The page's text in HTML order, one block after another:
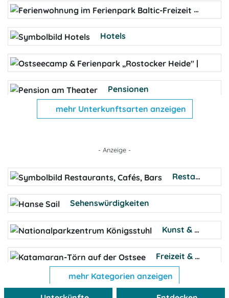
Hotels
Pensionen
Ferienhäuser
Bauernhöfe
Familienferienstätten
mehr Unterkunftsarten anzeigen
- Anzeige -
Restaurants, Cafés, Bars
Sehenswürdigkeiten
Kunst & Kultur
Freizeit & Sport
Wellness
mehr Kategorien anzeigen